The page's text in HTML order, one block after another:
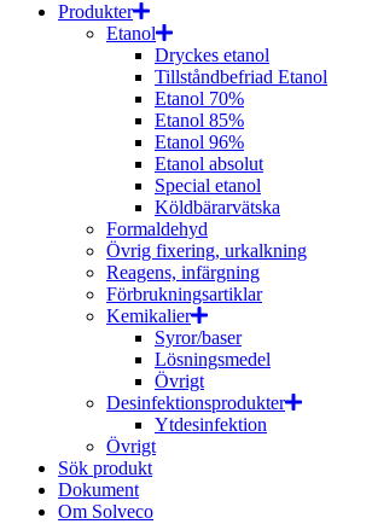
Produkter
Etanol
Dryckes etanol
Tillståndbefriad Etanol
Etanol 70%
Etanol 85%
Etanol 96%
Etanol absolut
Special etanol
Köldbärarvätska
Formaldehyd
Övrig fixering, urkalkning
Reagens, infärgning
Förbrukningsartiklar
Kemikalier
Syror/baser
Lösningsmedel
Övrigt
Desinfektionsprodukter
Ytdesinfektion
Övrigt
Sök produkt
Dokument
Om Solveco